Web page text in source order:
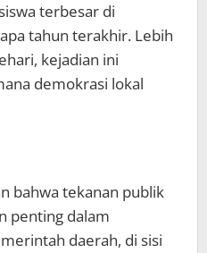
terbesar di
tahun terakhir. Lebih
kejadian ini
demokrasi lokal
bahwa tekanan publik
penting dalam
daerah, di sisi